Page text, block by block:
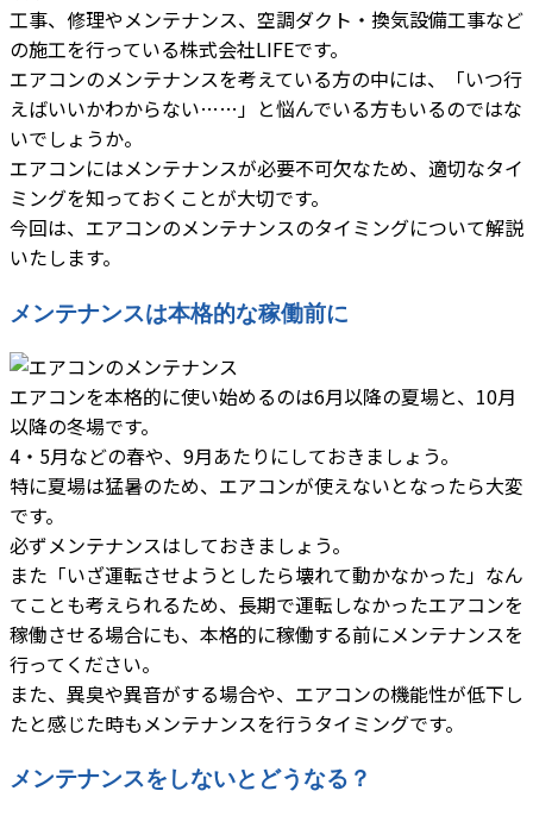
工事、修理やメンテナンス、空調ダクト・換気設備工事など
の施工を行っている株式会社LIFEです。
エアコンのメンテナンスを考えている方の中には、「いつ行
えばいいかわからない……」と悩んでいる方もいるのではな
いでしょうか。
エアコンにはメンテナンスが必要不可欠なため、適切なタイ
ミングを知っておくことが大切です。
今回は、エアコンのメンテナンスのタイミングについて解説
いたします。
メンテナンスは本格的な稼働前に
エアコンを本格的に使い始めるのは6月以降の夏場と、10月
以降の冬場です。
4・5月などの春や、9月あたりにしておきましょう。
特に夏場は猛暑のため、エアコンが使えないとなったら大変
です。
必ずメンテナンスはしておきましょう。
また「いざ運転させようとしたら壊れて動かなかった」なん
てことも考えられるため、長期で運転しなかったエアコンを
稼働させる場合にも、本格的に稼働する前にメンテナンスを
行ってください。
また、異臭や異音がする場合や、エアコンの機能性が低下し
たと感じた時もメンテナンスを行うタイミングです。
メンテナンスをしないとどうなる？